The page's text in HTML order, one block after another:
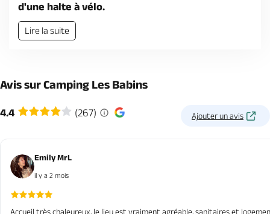
d'une halte à vélo.
Lire la suite
Avis sur Camping Les Babins
4.4 (267) Ajouter un avis
Emily MrL
il y a 2 mois
Accueil très chaleureux, le lieu est vraiment agréable, sanitaires et